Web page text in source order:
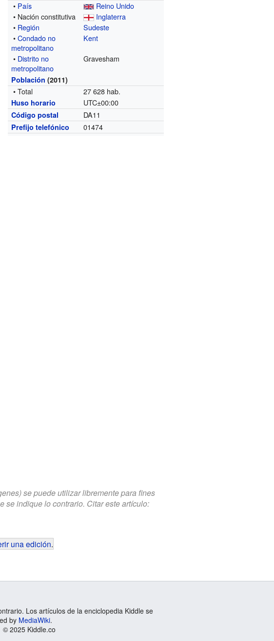
• País
Reino Unido
• Nación constitutiva
Inglaterra
• Región
Sudeste
•Condado no
metropolitano
Kent
• Distrito no
metropolitano
Gravesham
Población (2011)
• Total 27 628 hab.
Huso horario UTC±00:00
Código postal DA11
Prefijo telefónico 01474
se puede utilizar libremente para fines
se indique lo contrario. Citar este artículo:
una edición.
Los artículos de la enciclopedia Kiddle se
by MediaWiki.
© 2025 Kiddle.co